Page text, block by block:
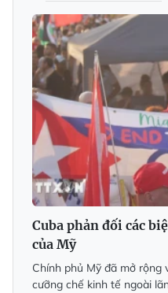
Cuba phản đối các
của Mỹ
Chính phủ Mỹ đã mở rộng
cưỡng chế kinh tế ngoài